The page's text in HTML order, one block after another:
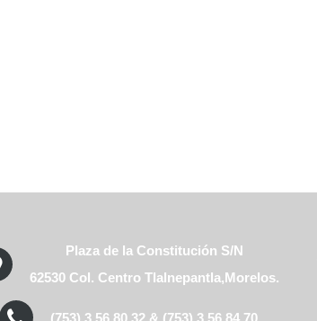
Plaza de la Constitución S/N
62530 Col. Centro Tlalnepantla,Morelos.
(753) 3 56 80 32 & (753) 3 56 84 70